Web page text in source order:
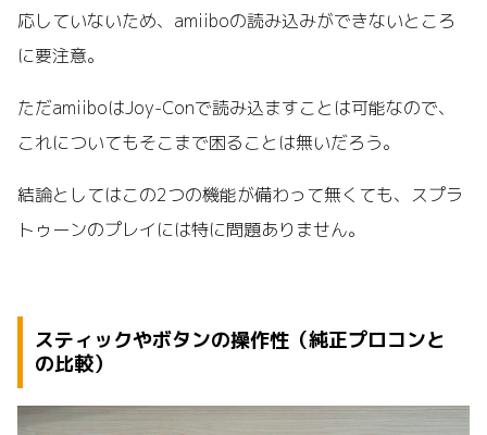
応していないため、amiiboの読み込みができないところ
に要注意。
ただamiiboはJoy-Conで読み込ますことは可能なので、
これについてもそこまで困ることは無いだろう。
結論としてはこの2つの機能が備わって無くても、スプラ
トゥーンのプレイには特に問題ありません。
スティックやボタンの操作性（純正プロコンと
の比較）